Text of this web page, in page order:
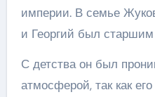
империи. В семье
и Георгий был
С детства он был
атмосферой, так как